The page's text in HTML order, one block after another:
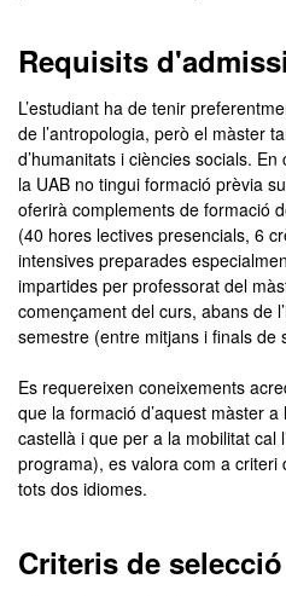
Requisits
L’estudiant ha de tenir
de l’antropologia, però el màster
d’humanitats i ciències socials.
la UAB no tingui formació prèvia
oferirà complements de formació
(40 hores lectives presencials, 6
intensives preparades
impartides per professorat del
començament del curs, abans de
semestre (entre mitjans i finals de
Es requereixen coneixements
que la formació d’aquest màster a
castellà i que per a la mobilitat cal
programa), es valora com a
tots dos idiomes.
Criteris de selecció